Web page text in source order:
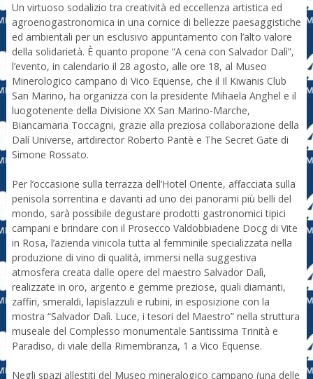
Un virtuoso sodalizio tra creatività ed eccellenza artistica ed
agroenogastronomica in una cornice di bellezze paesaggistiche
ed ambientali per un esclusivo appuntamento con l’alto valore
della solidarietà. È quanto propone “A cena con Salvador Dalì”,
l’evento, in calendario il 28 agosto, alle ore 18, al Museo
Minerologico campano di Vico Equense, che il Il Kiwanis Club
San Marino, ha organizza con la presidente Mihaela Anghel e il
luogotenente della Divisione XX San Marino-Marche,
Biancamaria Toccagni, grazie alla preziosa collaborazione della
Dalí Universe, artdirector Roberto Pantè e The Secret Gate di
Simone Rossato.
Per l’occasione sulla terrazza dell’Hotel Oriente, affacciata sulla
penisola sorrentina e davanti ad uno dei panorami più belli del
mondo, sarà possibile degustare prodotti gastronomici tipici
campani e brindare con il Prosecco Valdobbiadene Docg di Vite
in Rosa, l’azienda vinicola tutta al femminile specializzata nella
produzione di vino di qualità, immersi nella suggestiva
atmosfera creata dalle opere del maestro Salvador Dalì,
realizzate in oro, argento e gemme preziose, quali diamanti,
zaffiri, smeraldi, lapislazzuli e rubini, in esposizione con la
mostra “Salvador Dalì. Luce, i tesori del Maestro” nella struttura
museale del Complesso monumentale Santissima Trinità e
Paradiso, di viale della Rimembranza, 1 a Vico Equense.
Negli spazi allestiti del Museo mineralogico campano (una delle